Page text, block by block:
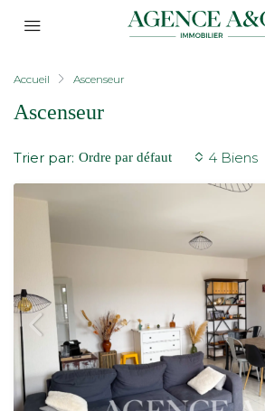
Accueil Ascenseur
Ascenseur
4 Biens
Trier par: Ordre par défaut